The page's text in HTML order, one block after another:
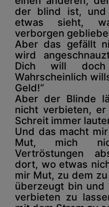
der blind ist,
etwas sieht,
verborgen
Aber das gefällt
wird
Dich will doch
Wahrscheinlich
Geld!“
Aber der Blinde
nicht verbieten,
Schreit immer
Und das macht
Mut, mich
Vertröstungen
dort, wo etwas
mir Mut, zu dem
überzeugt bin und
verbieten zu